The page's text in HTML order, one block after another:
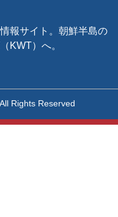
報サイト。朝鮮半島の
KWT）へ。
Rights Reserved